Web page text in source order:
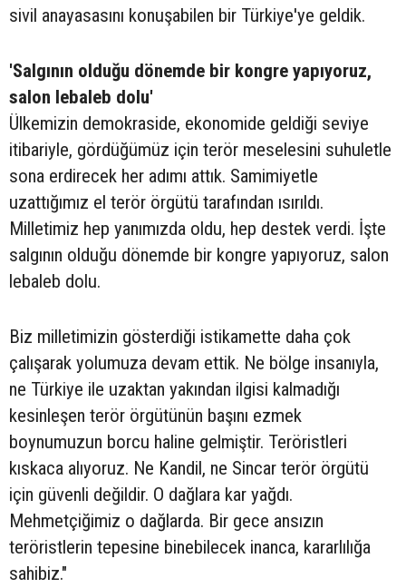
sivil anayasasını konuşabilen bir Türkiye'ye geldik.
'Salgının olduğu dönemde bir kongre yapıyoruz,
salon lebaleb dolu'
Ülkemizin demokraside, ekonomide geldiği seviye
itibariyle, gördüğümüz için terör meselesini suhuletle
sona erdirecek her adımı attık. Samimiyetle
uzattığımız el terör örgütü tarafından ısırıldı.
Milletimiz hep yanımızda oldu, hep destek verdi. İşte
salgının olduğu dönemde bir kongre yapıyoruz, salon
lebaleb dolu.
Biz milletimizin gösterdiği istikamette daha çok
çalışarak yolumuza devam ettik. Ne bölge insanıyla,
ne Türkiye ile uzaktan yakından ilgisi kalmadığı
kesinleşen terör örgütünün başını ezmek
boynumuzun borcu haline gelmiştir. Teröristleri
kıskaca alıyoruz. Ne Kandil, ne Sincar terör örgütü
için güvenli değildir. O dağlara kar yağdı.
Mehmetçiğimiz o dağlarda. Bir gece ansızın
teröristlerin tepesine binebilecek inanca, kararlılığa
sahibiz."